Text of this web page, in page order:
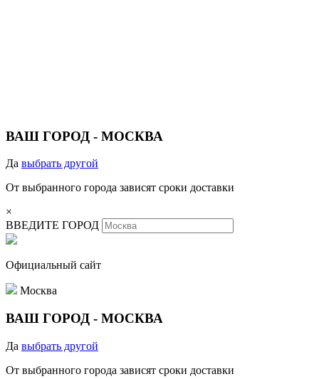
ВАШ ГОРОД - МОСКВА
Да выбрать другой
От выбранного города зависят сроки доставки
×
ВВЕДИТЕ ГОРОД
Официальный сайт
Москва
ВАШ ГОРОД - МОСКВА
Да выбрать другой
От выбранного города зависят сроки доставки